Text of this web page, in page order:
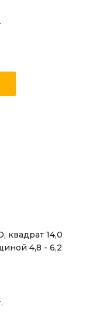
квадрат 14,0
4,8 - 6,2